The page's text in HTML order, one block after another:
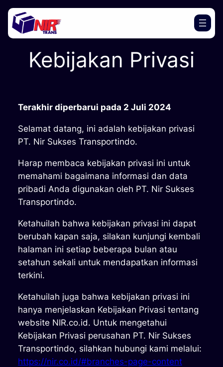
Lewati
konten
Kebijakan Privasi
Terakhir diperbarui pada 2 Juli 2024
Selamat datang, ini adalah kebijakan privasi
PT. Nir Sukses Transportindo.
Harap membaca kebijakan privasi ini untuk
memahami bagaimana informasi dan data
pribadi Anda digunakan oleh PT. Nir Sukses
Transportindo.
Ketahuilah bahwa kebijakan privasi ini dapat
berubah kapan saja, silakan kunjungi kembali
halaman ini setiap beberapa bulan atau
setahun sekali untuk mendapatkan informasi
terkini.
Ketahuilah juga bahwa kebijakan privasi ini
hanya menjelaskan Kebijakan Privasi tentang
website NIR.co.id. Untuk mengetahui
Kebijakan Privasi perusahan PT. Nir Sukses
Transportindo, silahkan hubungi kami melalui:
https://nir.co.id/#branches-page-content